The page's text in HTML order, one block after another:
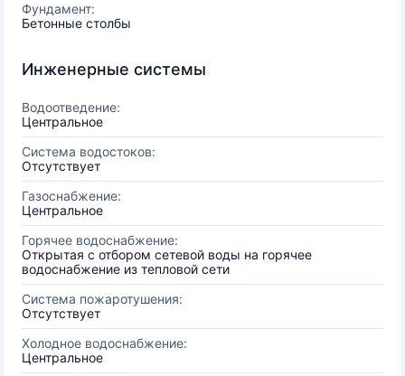
Фундамент:
Бетонные столбы
Инженерные системы
Водоотведение:
Центральное
Система водостоков:
Отсутствует
Газоснабжение:
Центральное
Горячее водоснабжение:
Открытая с отбором сетевой воды на горячее
водоснабжение из тепловой сети
Система пожаротушения:
Отсутствует
Холодное водоснабжение:
Центральное